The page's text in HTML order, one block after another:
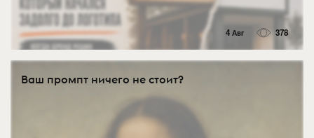
4 Авг 378
Ваш промпт ничего не стоит?